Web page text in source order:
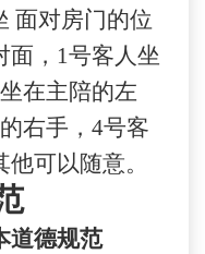
面对房门的位
面，1号客人坐
在主陪的左
右手，4号客
可以随意。
道德规范